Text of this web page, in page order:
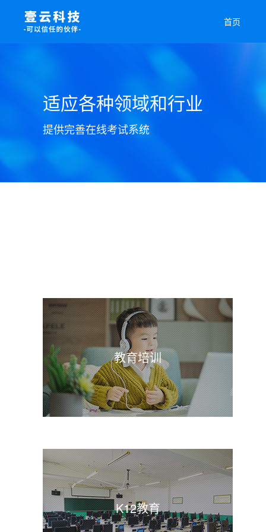
首页
适应各种领域和行业
提供完善在线考试系统
教育培训
K12教育